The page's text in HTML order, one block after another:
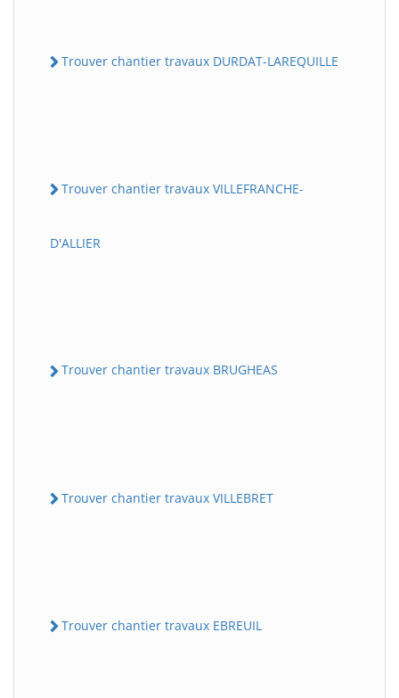
Trouver chantier travaux DURDAT-LAREQUILLE
Trouver chantier travaux VILLEFRANCHE-
D'ALLIER
Trouver chantier travaux BRUGHEAS
Trouver chantier travaux VILLEBRET
Trouver chantier travaux EBREUIL